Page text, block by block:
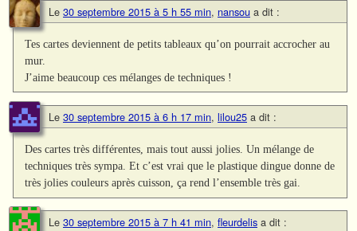
Le 30 septembre 2015 à 5 h 55 min, nansou a dit :
Tes cartes deviennent de petits tableaux qu’on pourrait accrocher au
mur.
J’aime beaucoup ces mélanges de techniques !
Le 30 septembre 2015 à 6 h 17 min, lilou25 a dit :
Des cartes très différentes, mais tout aussi jolies. Un mélange de
techniques très sympa. Et c’est vrai que le plastique dingue donne de
très jolies couleurs après cuisson, ça rend l’ensemble très gai.
Le 30 septembre 2015 à 7 h 41 min, fleurdelis a dit :